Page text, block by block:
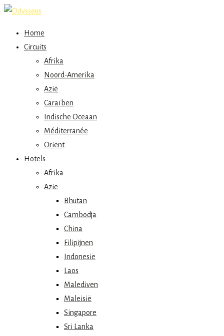
Home
Circuits
Afrika
Noord-Amerika
Azië
Caraïben
Indische Oceaan
Méditerranée
Oriënt
Hotels
Afrika
Azië
Bhutan
Cambodja
China
Filipijnen
Indonesië
Laos
Malediven
Maleisië
Singapore
Sri Lanka